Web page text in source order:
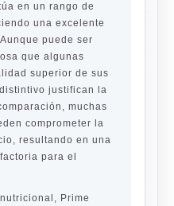
en un rango de
una excelente
puede ser
que algunas
superior de sus
justifican la
muchas
comprometer la
resultando en una
para el
Prime